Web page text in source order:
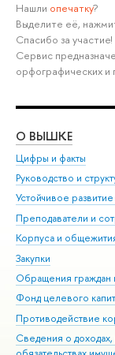
Нашли опечатку?
Выделите её,
Спасибо за участие!
Сервис
орфографических и
О ВЫШКЕ
Цифры и факты
Руководство и
Устойчивое
Преподаватели и
Корпуса и
Закупки
Обращения
Фонд целевого
Противодействие
Сведения о